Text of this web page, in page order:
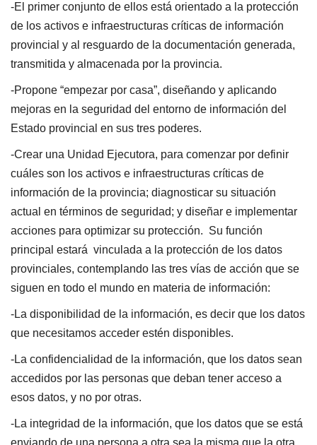
-El primer conjunto de ellos está orientado a la protección
de los activos e infraestructuras críticas de información
provincial y al resguardo de la documentación generada,
transmitida y almacenada por la provincia.
-Propone “empezar por casa”, diseñando y aplicando
mejoras en la seguridad del entorno de información del
Estado provincial en sus tres poderes.
-Crear una Unidad Ejecutora, para comenzar por definir
cuáles son los activos e infraestructuras críticas de
información de la provincia; diagnosticar su situación
actual en términos de seguridad; y diseñar e implementar
acciones para optimizar su protección. Su función
principal estará vinculada a la protección de los datos
provinciales, contemplando las tres vías de acción que se
siguen en todo el mundo en materia de información:
-La disponibilidad de la información, es decir que los datos
que necesitamos acceder estén disponibles.
-La confidencialidad de la información, que los datos sean
accedidos por las personas que deban tener acceso a
esos datos, y no por otras.
-La integridad de la información, que los datos que se está